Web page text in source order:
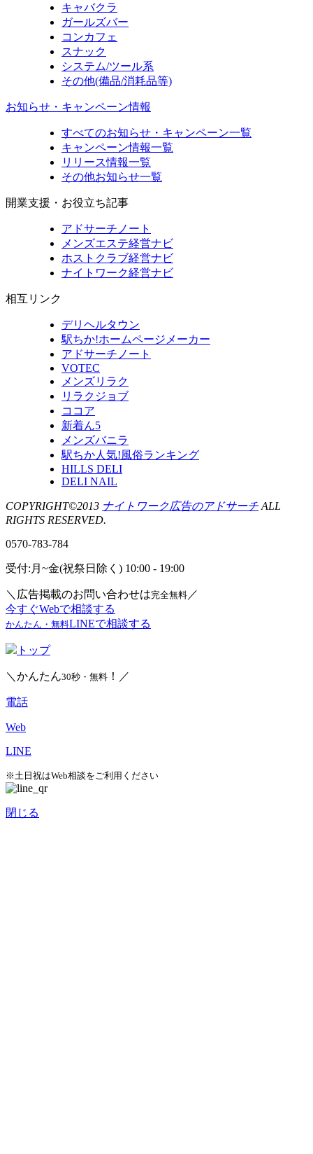
キャバクラ
ガールズバー
コンカフェ
スナック
システム/ツール系
その他(備品/消耗品等)
お知らせ・キャンペーン情報
すべてのお知らせ・キャンペーン一覧
キャンペーン情報一覧
リリース情報一覧
その他お知らせ一覧
開業支援・お役立ち記事
アドサーチノート
メンズエステ経営ナビ
ホストクラブ経営ナビ
ナイトワーク経営ナビ
相互リンク
デリヘルタウン
駅ちか!ホームページメーカー
アドサーチノート
VOTEC
メンズリラク
リラクジョブ
ココア
新着ん5
メンズバニラ
駅ちか人気!風俗ランキング
HILLS DELI
DELI NAIL
COPYRIGHT©2013 ナイトワーク広告のアドサーチ ALL
RIGHTS RESERVED.
0570-783-784
受付:月~金(祝祭日除く) 10:00 - 19:00
＼広告掲載のお問い合わせは完全無料 ／
今すぐWebで相談する
かんたん・無料LINEで相談する
トップ
＼かんたん30秒・無料 ！／
電話
Web
LINE
※土日祝はWeb相談をご利用ください
閉じる